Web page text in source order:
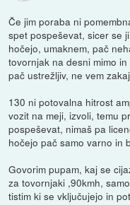
Če jim poraba ni
spet pospeševat, sicer se
hočejo, umaknem, pač
tovornjak na desni mimo
pač ustrežljiv, ne vem
130 ni potovalna hitrost
vozit na meji, izvoli, temu
pospeševat, nimaš pa
hočejo pač samo varno in
Govorim pupam, kaj se
za tovornjaki ,90kmh,
tistim ki se vključujejo in